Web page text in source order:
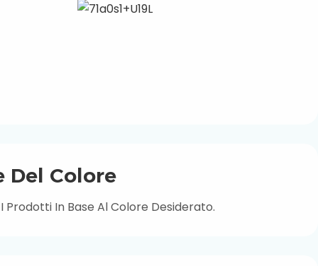
Del Colore
Prodotti In Base Al Colore Desiderato.